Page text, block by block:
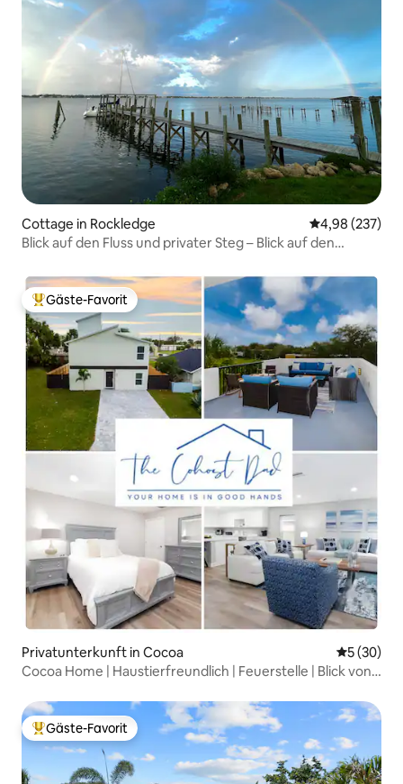
Cottage in Rockledge
4,98 (237)
Blick auf den Fluss und privater Steg – Blick auf den
Beliebter Gäste-Favorit.
Gäste-Favorit
Privatunterkunft in Cocoa
5 (30)
Cocoa Home | Haustierfreundlich | Feuerstelle | Blick von
Beliebter Gäste-Favorit.
Gäste-Favorit